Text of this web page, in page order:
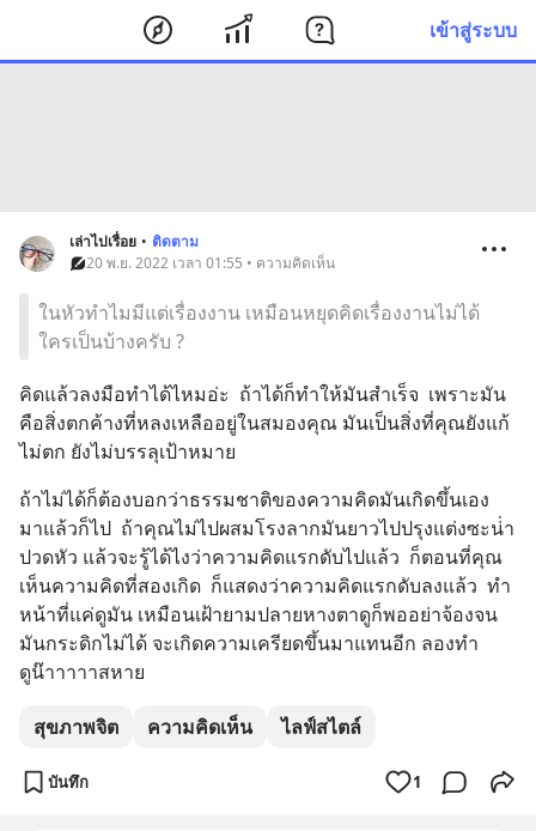
เข้าสู่ระบบ
เล่าไปเรื่อย • ติดตาม
20 พ.ย. 2022 เวลา 01:55 • ความคิดเห็น
ในหัวทำไมมีแต่เรื่องงาน เหมือนหยุดคิดเรื่องงานไม่ได้
ใครเป็นบ้างครับ ?
คิดแล้วลงมือทำได้ไหมอ่ะ  ถ้าได้ก็ทำให้มันสำเร็จ  เพราะมัน
คือสิ่งตกค้างที่หลงเหลืออยู่ในสมองคุณ มันเป็นสิ่งที่คุณยังแก้
ไม่ตก ยังไม่บรรลุเป้าหมาย
ถ้าไม่ได้ก็ต้องบอกว่าธรรมชาติของความคิดมันเกิดขึ้นเอง
มาแล้วก็ไป  ถ้าคุณไม่ไปผสมโรงลากมันยาวไปปรุงแต่งซะน่่า
ปวดหัว แล้วจะรู้ได้ไงว่าความคิดแรกดับไปแล้ว  ก็ตอนที่คุณ
เห็นความคิดที่สองเกิด  ก็แสดงว่าความคิดแรกดับลงแล้ว  ทำ
หน้าที่แค่ดูมัน เหมือนเฝ้ายามปลายหางตาดูก็พออย่าจ้องจน
มันกระดิกไม่ได้ จะเกิดความเครียดขึ้นมาแทนอีก ลองทำ
ดูน๊าาาาาสหาย
สุขภาพจิต ความคิดเห็น ไลฟ์สไตล์
บันทึก 1